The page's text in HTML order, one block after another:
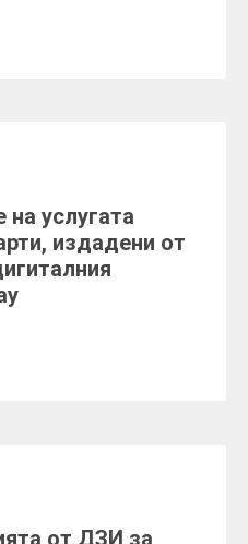
услугата
издадени от
от ДЗИ за